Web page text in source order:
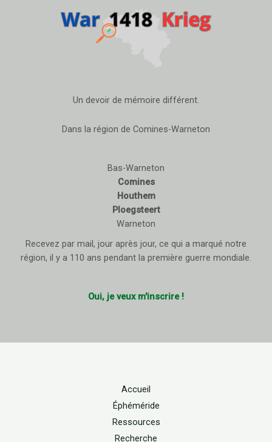
Un devoir de mémoire différent.
Dans la région de Comines-Warneton
Bas-Warneton
Comines
Houthem
Ploegsteert
Warneton
Recevez par mail, jour après jour, ce qui a marqué notre
région, il y a 110 ans pendant la première guerre mondiale.
Oui, je veux m'inscrire !
Accueil
Éphéméride
Ressources
Recherche